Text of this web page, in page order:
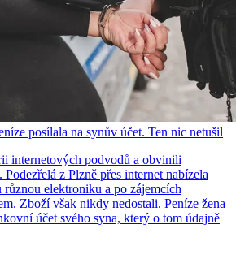
posílala na synův účet. Ten nic netušil
internetových podvodů a obvinili
z Plzně přes internet nabízela
elektroniku a po zájemcích
Zboží však nikdy nedostali. Peníze žena
účet svého syna, který o tom údajně